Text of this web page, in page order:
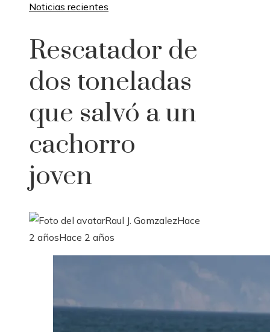
Noticias recientes
Rescatador de
dos toneladas
que salvó a un
cachorro
joven
Raul J. GomzalezHace
2 añosHace 2 años